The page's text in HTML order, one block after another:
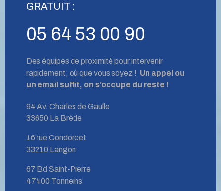
GRATUIT :
05 64 53 00 90
Des équipes de proximité pour intervenir
rapidement, où que vous soyez ! Un appel ou
un email suffit, on s’occupe du reste !
94 Av. Charles de Gaulle
33650 La Brède
16 rue Condorcet
33210 Langon
67 Bd Saint-Pierre
47400 Tonneins